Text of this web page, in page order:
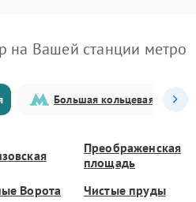
на Вашей станции метро
Большая кольцевая
Преображенская
площадь
Ворота Чистые пруды